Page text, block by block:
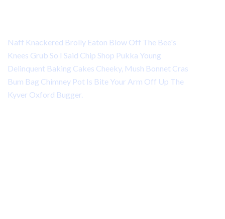
Naff Knackered Brolly Eaton Blow Off The Bee's
Knees Grub So I Said Chip Shop Pukka Young
Delinquent Baking Cakes Cheeky, Mush Bonnet Cras
Bum Bag Chimney Pot Is Bite Your Arm Off Up The
Kyver Oxford Bugger.